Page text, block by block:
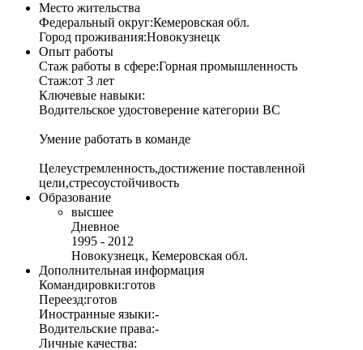
Место жительства
Федеральный округ:Кемеровская обл.
Город проживания:Новокузнецк
Опыт работы
Стаж работы в сфере:Горная промышленность
Стаж:от 3 лет
Ключевые навыки:
Водительское удостоверение категории BC
Умение работать в команде
Целеустремленность,достижение поставленной
цели,стресоустойчивость
Образование
высшее
Дневное
1995 - 2012
Новокузнецк, Кемеровская обл.
Дополнительная информация
Командировки:готов
Переезд:готов
Иностранные языки:-
Водительские права:-
Личные качества: